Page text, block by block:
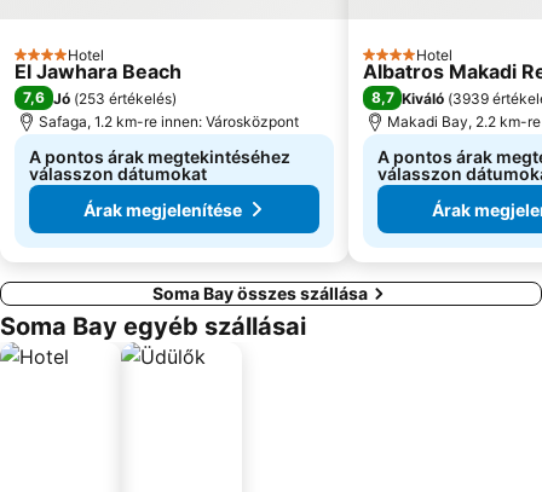
4 Kategória
Hotel
El Jawhara Beach
7,6 Jó (253 értékelés)
Safaga, 1.2 km-re innen: Városközpont
A pontos árak megtekintéséhez
válasszon dátumokat
Árak megjelenítése
4 Kategória
Hotel
Albatros Makadi
8,7 Kiváló (3939
Makadi Bay, 2.2 km-
A pontos árak
válasszon
Árak
Soma Bay összes szállása
Soma Bay egyéb szállásai